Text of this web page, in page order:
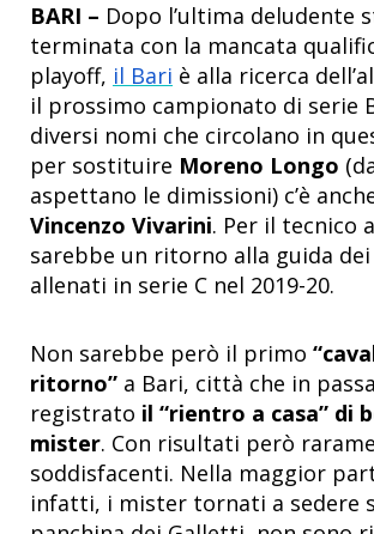
BARI – Dopo l’ultima deludente
terminata con la mancata
playoff, il Bari è alla ricerca
il prossimo campionato di serie
diversi nomi che circolano in
per sostituire Moreno Longo
aspettano le dimissioni) c’è
Vincenzo Vivarini. Per il tecnico
sarebbe un ritorno alla guida
allenati in serie C nel 2019-20.
Non sarebbe però il primo
ritorno” a Bari, città che in
registrato il “rientro a casa” di
mister. Con risultati però
soddisfacenti. Nella maggior
infatti, i mister tornati a sedere